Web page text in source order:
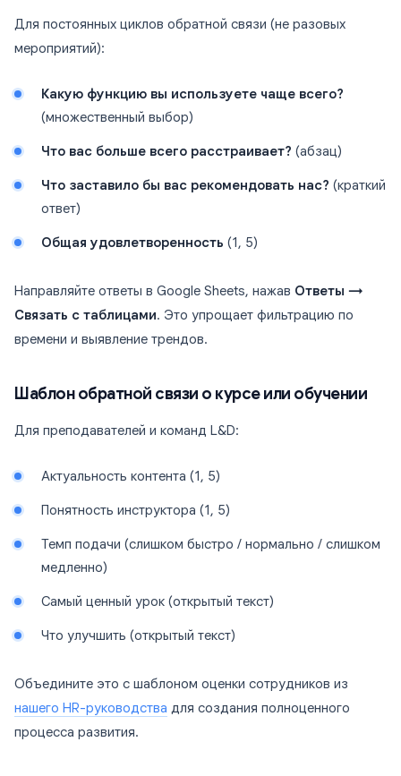
Для постоянных циклов обратной связи (не разовых
мероприятий):
Какую функцию вы используете чаще всего?
(множественный выбор)
Что вас больше всего расстраивает? (абзац)
Что заставило бы вас рекомендовать нас? (краткий
ответ)
Общая удовлетворенность (1, 5)
Направляйте ответы в Google Sheets, нажав Ответы →
Связать с таблицами. Это упрощает фильтрацию по
времени и выявление трендов.
Шаблон обратной связи о курсе или обучении
Для преподавателей и команд L&D:
Актуальность контента (1, 5)
Понятность инструктора (1, 5)
Темп подачи (слишком быстро / нормально / слишком
медленно)
Самый ценный урок (открытый текст)
Что улучшить (открытый текст)
Объедините это с шаблоном оценки сотрудников из
нашего HR-руководства для создания полноценного
процесса развития.